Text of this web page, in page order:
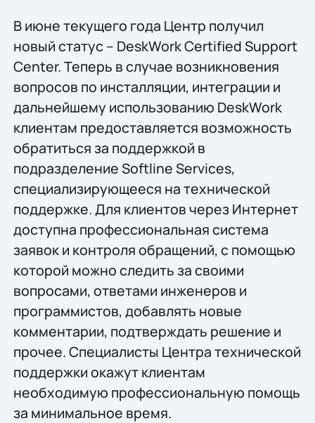
В июне текущего года Центр получил
новый статус – DeskWork Certified Support
Center. Теперь в случае возникновения
вопросов по инсталляции, интеграции и
дальнейшему использованию DeskWork
клиентам предоставляется возможность
обратиться за поддержкой в
подразделение Softline Services,
специализирующееся на технической
поддержке. Для клиентов через Интернет
доступна профессиональная система
заявок и контроля обращений, с помощью
которой можно следить за своими
вопросами, ответами инженеров и
программистов, добавлять новые
комментарии, подтверждать решение и
прочее. Специалисты Центра технической
поддержки окажут клиентам
необходимую профессиональную помощь
за минимальное время.